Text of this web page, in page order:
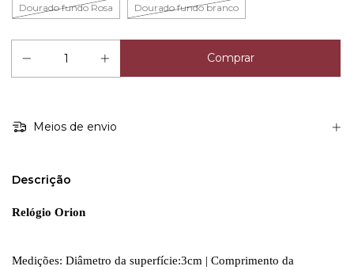
Dourado fundo Rosa Dourado fundo branco
Meios de envio
Descrição
Relógio Orion
Medições: Diâmetro da superfície:3cm | Comprimento da